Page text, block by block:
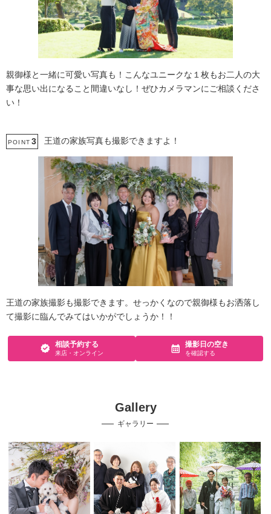
親御様と一緒に可愛い写真も！こんなユニークな１枚もお二人の大
事な思い出になること間違いなし！ぜひカメラマンにご相談くださ
い！
POINT 3 王道の家族写真も撮影できますよ！
王道の家族撮影も撮影できます。せっかくなので親御様もお洒落し
て撮影に臨んでみてはいかがでしょうか！！
相談予約する
来店・オンライン
撮影日の空き
を確認する
Gallery
ギャラリー